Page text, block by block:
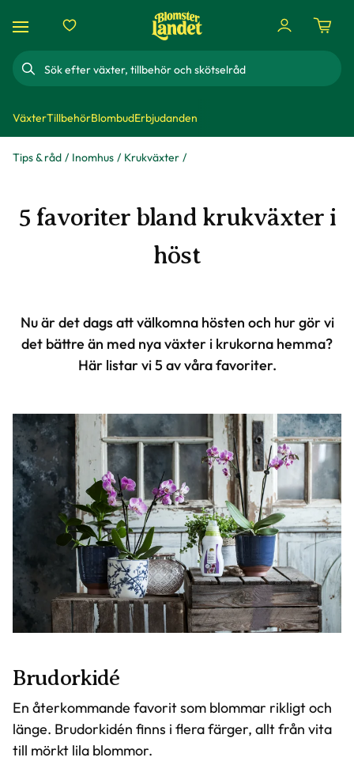
Sök
VäxterTillbehörBlombudErbjudanden
Tips & råd Inomhus Krukväxter
5 favoriter bland krukväxter i
höst
Nu är det dags att välkomna hösten och hur gör vi
det bättre än med nya växter i krukorna hemma?
Här listar vi 5 av våra favoriter.
Brudorkidé
En återkommande favorit som blommar rikligt och
länge. Brudorkidén finns i flera färger, allt från vita
till mörkt lila blommor.